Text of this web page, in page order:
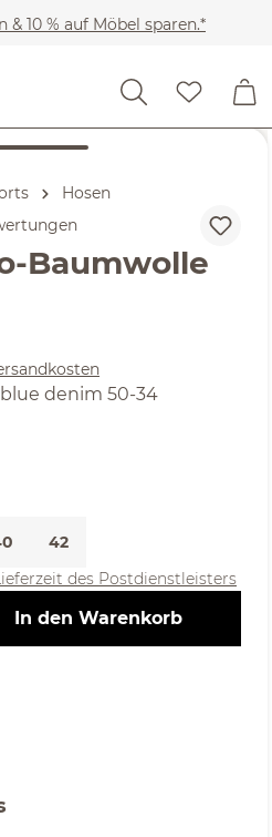
10 % auf Möbel sparen.*
Hosen
von 5 von 5 Sternen
Baumwolle
denim 50-34
42
des Postdienstleisters
Gib den
In den Warenkorb